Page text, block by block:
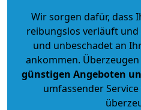
Wir sorgen dafür, dass
reibungslos verläuft und
und unbeschadet an
ankommen.
günstigen Angeboten
umfassender